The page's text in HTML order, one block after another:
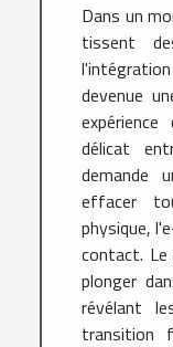
Dans un
tissent
devenue
délicat
demande
effacer
physique,
contact.
plonger
révélant
transition